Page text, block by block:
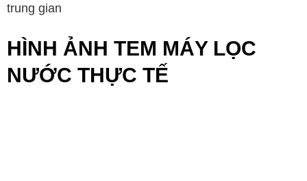
trung gian
HÌNH ẢNH TEM MÁY LỌC
NƯỚC THỰC TẾ